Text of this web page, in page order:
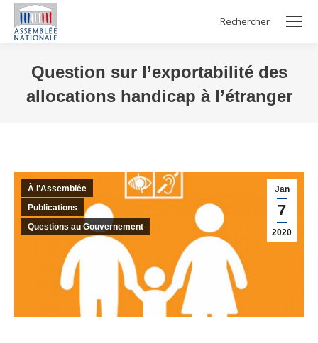
Search:
Rechercher
Question sur l’exportabilité des
allocations handicap à l’étranger
Jan
7
2020
À l'Assemblée
Publications
Questions au Gouvernement